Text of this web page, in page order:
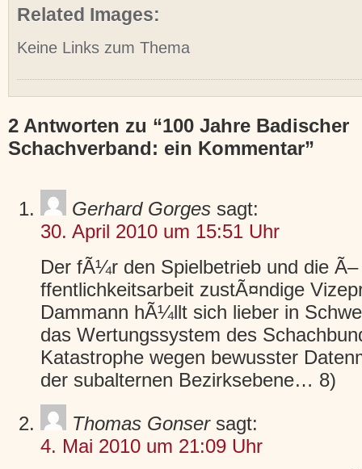
Related Images:
Keine Links zum Thema
2 Antworten zu “100 Jahre Badischer
Schachverband: ein Kommentar”
Gerhard Gorges sagt:
30. April 2010 um 15:51 Uhr
Der fÃ¼r den Spielbetrieb und die Ã–
ffentlichkeitsarbeit zustÃ¤ndige
Dammann hÃ¼llt sich lieber in
das Wertungssystem des
Katastrophe wegen bewusster
der subalternen Bezirksebene… 8)
Thomas Gonser sagt:
4. Mai 2010 um 21:09 Uhr